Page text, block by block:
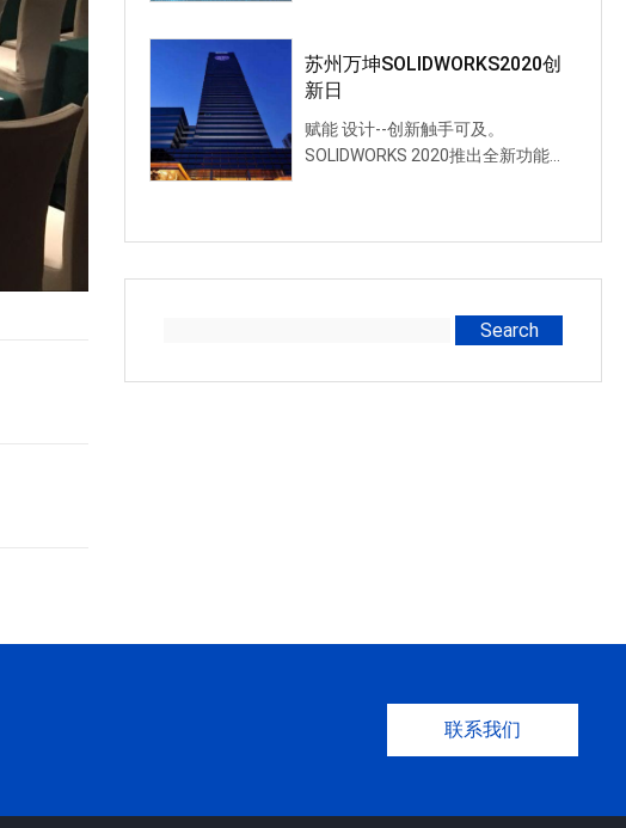
业全面转型升级已势在
苏州万坤SOLIDWORKS2020创
新日
赋能 设计--创新触手可及。
SOLIDWORKS 2020推出全新功能
Search
联系我们